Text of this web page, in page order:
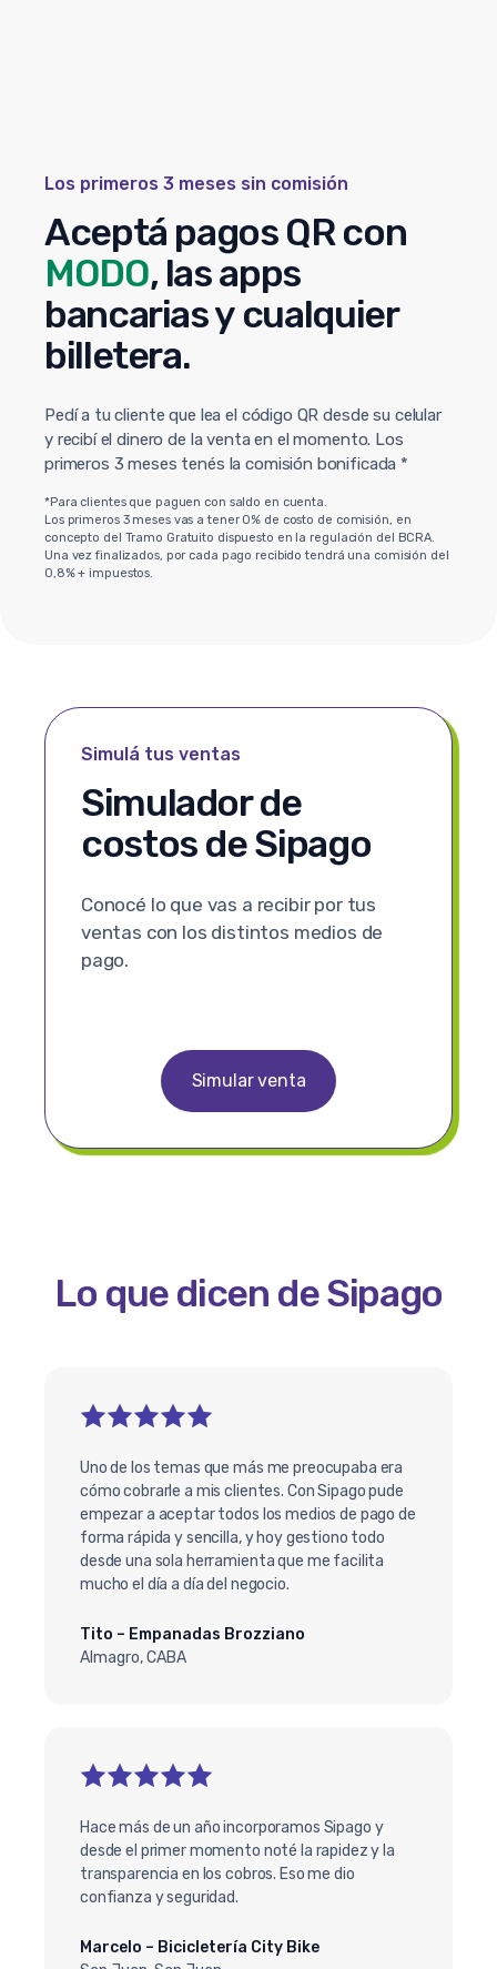
Los primeros 3 meses sin comisión
Aceptá pagos QR con
MODO, las apps
bancarias y cualquier
billetera.
Pedí a tu cliente que lea el código QR desde su celular
y recibí el dinero de la venta en el momento. Los
primeros 3 meses tenés la comisión bonificada *
*Para clientes que paguen con saldo en cuenta.
Los primeros 3 meses vas a tener 0% de costo de comisión, en
concepto del Tramo Gratuito dispuesto en la regulación del BCRA.
Una vez finalizados, por cada pago recibido tendrá una comisión del
0,8% + impuestos.
Simulá tus ventas
Simulador de
costos de Sipago
Conocé lo que vas a recibir por tus
ventas con los distintos medios de
pago.
Simular venta
Lo que dicen de Sipago
Uno de los temas que más me preocupaba era
cómo cobrarle a mis clientes. Con Sipago pude
empezar a aceptar todos los medios de pago de
forma rápida y sencilla, y hoy gestiono todo
desde una sola herramienta que me facilita
mucho el día a día del negocio.
Tito – Empanadas Brozziano
Almagro, CABA
Hace más de un año incorporamos Sipago y
desde el primer momento noté la rapidez y la
transparencia en los cobros. Eso me dio
confianza y seguridad.
Marcelo – Bicicletería City Bike